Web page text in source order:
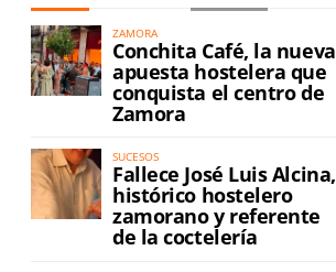
ZAMORA
Conchita Café, la nueva
apuesta hostelera que
conquista el centro de
Zamora
SUCESOS
Fallece José Luis Alcina,
histórico hostelero
zamorano y referente
de la coctelería